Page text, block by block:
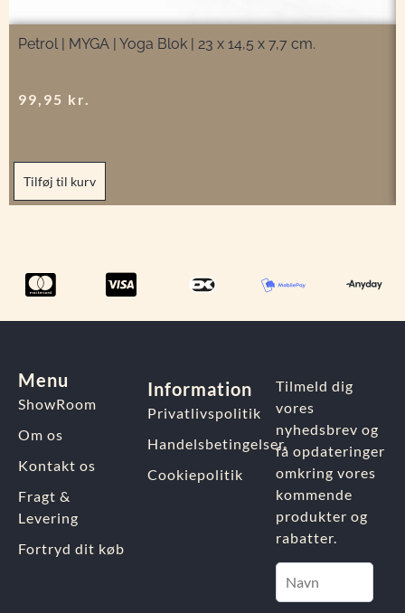
Petrol | MYGA | Yoga Blok | 23 x 14,5 x 7,7 cm.
99,95 kr.
Tilføj til kurv
Menu
ShowRoom
Om os
Kontakt os
Fragt &
Levering
Fortryd dit køb
Information
Privatlivspolitik
Handelsbetingelser
Cookiepolitik
Tilmeld dig
vores
nyhedsbrev og
få opdateringer
omkring vores
kommende
produkter og
rabatter.